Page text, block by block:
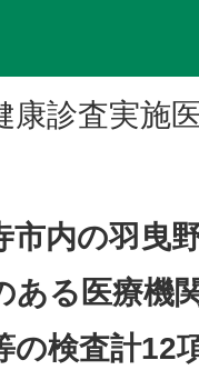
診査実施
内の羽曳
ある医療機
の検査計12